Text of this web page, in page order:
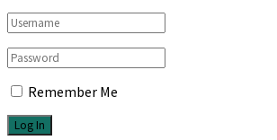
Remember Me